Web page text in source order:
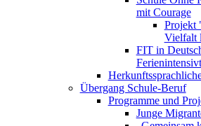
mit Courage
Projekt
Vielfalt
FIT in
Übergang Schule-Beruf
Programme und
Junge